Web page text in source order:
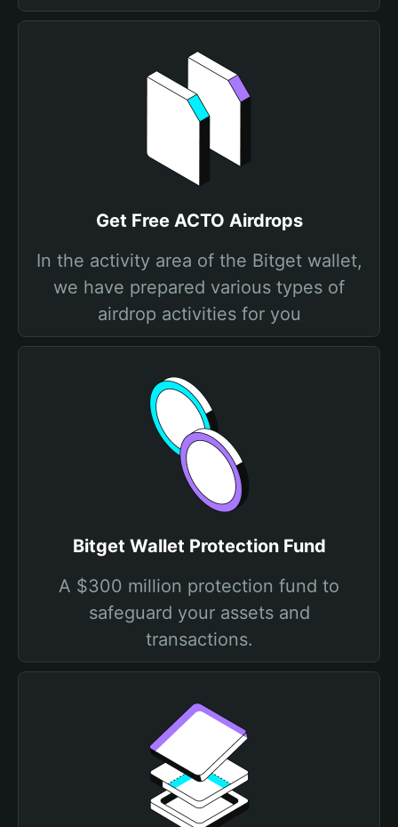
Get Free ACTO Airdrops
In the activity area of the Bitget wallet,
we have prepared various types of
airdrop activities for you
Bitget Wallet Protection Fund
A $300 million protection fund to
safeguard your assets and
transactions.